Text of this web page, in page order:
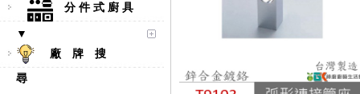
分 件 式 廚 具
▼
廠 牌 搜
尋